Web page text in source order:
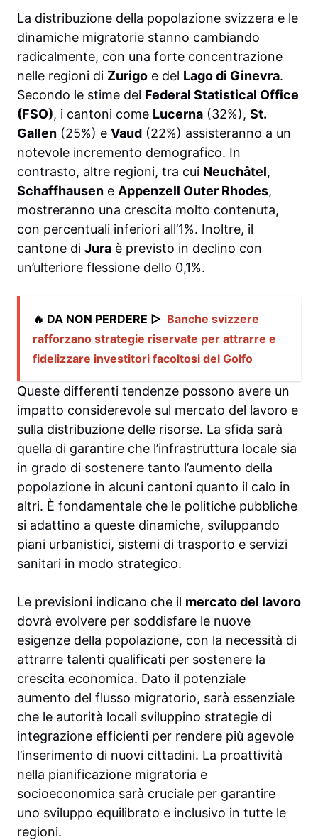
La distribuzione della popolazione svizzera e le
dinamiche migratorie stanno cambiando
radicalmente, con una forte concentrazione
nelle regioni di Zurigo e del Lago di Ginevra.
Secondo le stime del Federal Statistical Office
(FSO), i cantoni come Lucerna (32%), St.
Gallen (25%) e Vaud (22%) assisteranno a un
notevole incremento demografico. In
contrasto, altre regioni, tra cui Neuchâtel,
Schaffhausen e Appenzell Outer Rhodes,
mostreranno una crescita molto contenuta,
con percentuali inferiori all’1%. Inoltre, il
cantone di Jura è previsto in declino con
un’ulteriore flessione dello 0,1%.
🔥 DA NON PERDERE ▷ Banche svizzere
rafforzano strategie riservate per attrarre e
fidelizzare investitori facoltosi del Golfo
Queste differenti tendenze possono avere un
impatto considerevole sul mercato del lavoro e
sulla distribuzione delle risorse. La sfida sarà
quella di garantire che l’infrastruttura locale sia
in grado di sostenere tanto l’aumento della
popolazione in alcuni cantoni quanto il calo in
altri. È fondamentale che le politiche pubbliche
si adattino a queste dinamiche, sviluppando
piani urbanistici, sistemi di trasporto e servizi
sanitari in modo strategico.
Le previsioni indicano che il mercato del lavoro
dovrà evolvere per soddisfare le nuove
esigenze della popolazione, con la necessità di
attrarre talenti qualificati per sostenere la
crescita economica. Dato il potenziale
aumento del flusso migratorio, sarà essenziale
che le autorità locali sviluppino strategie di
integrazione efficienti per rendere più agevole
l’inserimento di nuovi cittadini. La proattività
nella pianificazione migratoria e
socioeconomica sarà cruciale per garantire
uno sviluppo equilibrato e inclusivo in tutte le
regioni.